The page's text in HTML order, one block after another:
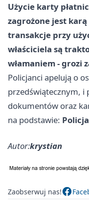
Użycie karty
zagrożone jest
transakcje przy
właściciela są
włamaniem - grozi
Policjanci apelują o
przedświątecznym, i
dokumentów oraz
na podstawie:
Autor:krystian
Zaobserwuj nas!